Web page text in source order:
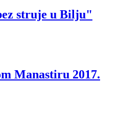
struje u Bilju"
Manastiru 2017.